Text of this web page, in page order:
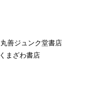
丸善ジュンク堂書店
くまざわ書店